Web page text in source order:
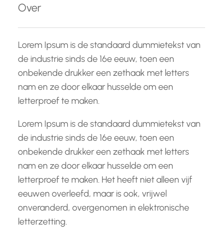
n
Over
Lorem Ipsum is de standaard dummietekst van
de industrie sinds de 16e eeuw, toen een
onbekende drukker een zethaak met letters
nam en ze door elkaar husselde om een
letterproef te maken.
Lorem Ipsum is de standaard dummietekst van
de industrie sinds de 16e eeuw, toen een
onbekende drukker een zethaak met letters
nam en ze door elkaar husselde om een
letterproef te maken. Het heeft niet alleen vijf
eeuwen overleefd, maar is ook, vrijwel
onveranderd, overgenomen in elektronische
letterzetting.